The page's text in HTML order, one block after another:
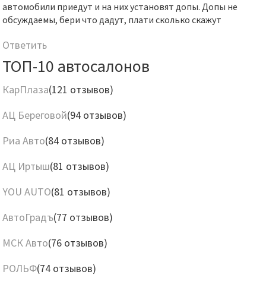
автомобили приедут и на них установят допы. Допы не
обсуждаемы, бери что дадут, плати сколько скажут
Ответить
ТОП-10 автосалонов
КарПлаза(121 отзывов)
АЦ Береговой(94 отзывов)
Риа Авто(84 отзывов)
АЦ Иртыш(81 отзывов)
YOU AUTO(81 отзывов)
АвтоГрадъ(77 отзывов)
МСК Авто(76 отзывов)
РОЛЬФ(74 отзывов)